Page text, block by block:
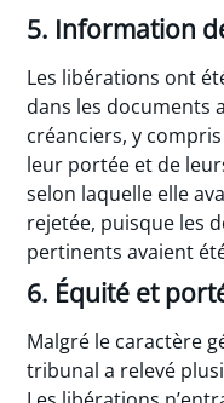
5. Information
Les libérations ont
dans les documents
créanciers, y
leur portée et de
selon laquelle elle
rejetée, puisque les
pertinents avaient
6. Équité et
Malgré le caractère
tribunal a relevé